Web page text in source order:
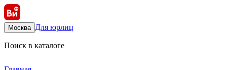
Москва Для юрлиц
Поиск в каталоге